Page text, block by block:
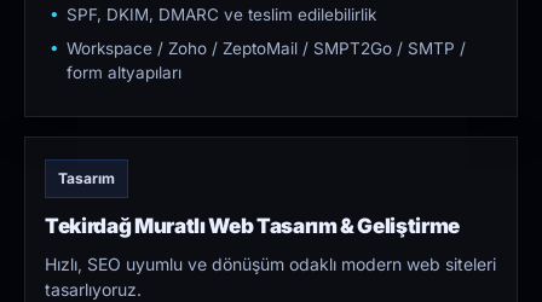
SPF, DKIM, DMARC ve teslim edilebilirlik
Workspace / Zoho / ZeptoMail / SMPT2Go / SMTP /
form altyapıları
Tasarım
Tekirdağ Muratlı Web Tasarım & Geliştirme
Hızlı, SEO uyumlu ve dönüşüm odaklı modern web siteleri
tasarlıyoruz.